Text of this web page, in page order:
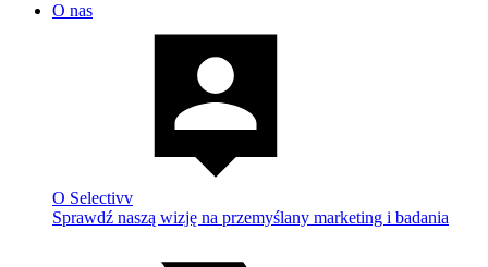
O nas
O Selectivv
Sprawdź naszą wizję na przemyślany marketing i badania